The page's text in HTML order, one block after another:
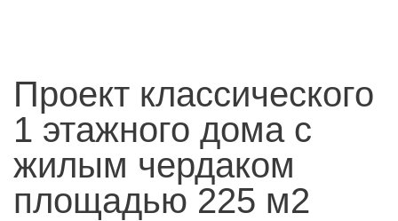
Проект классического
1 этажного дома с
жилым чердаком
площадью 225 м2